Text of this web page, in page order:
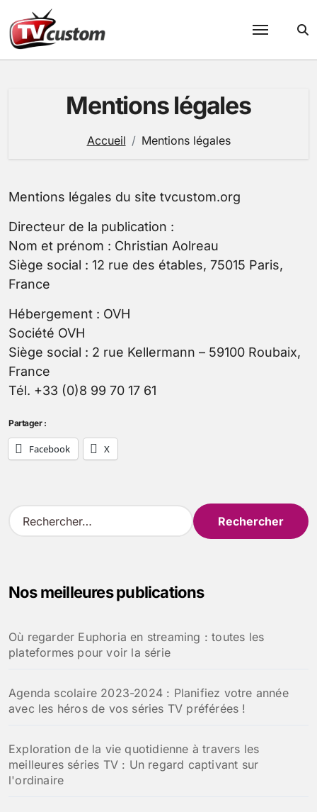
au
contenu
Mentions légales
Accueil Mentions légales
Mentions légales du site tvcustom.org
Directeur de la publication :
Nom et prénom : Christian Aolreau
Siège social : 12 rue des étables, 75015 Paris,
France
Hébergement : OVH
Société OVH
Siège social : 2 rue Kellermann – 59100 Roubaix,
France
Tél. +33 (0)8 99 70 17 61
Partager :
Facebook X
R
e
r
e
r
Nos meilleures publications
Où regarder Euphoria en streaming : toutes les
plateformes pour voir la série
Agenda scolaire 2023-2024 : Planifiez votre année
avec les héros de vos séries TV préférées !
Exploration de la vie quotidienne à travers les
meilleures séries TV : Un regard captivant sur
l'ordinaire